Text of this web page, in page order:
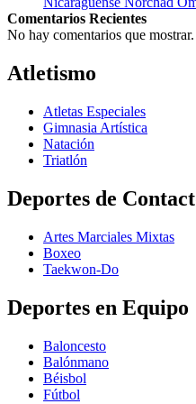
Comentarios Recientes
No hay comentarios que mostrar.
Atletismo
Atletas Especiales
Gimnasia Artística
Natación​
Triatlón​
Deportes de
Artes Marciales Mixtas
Boxeo
Taekwon-Do
Deportes en Equipo
Baloncesto
Balónmano
Béisbol
Fútbol